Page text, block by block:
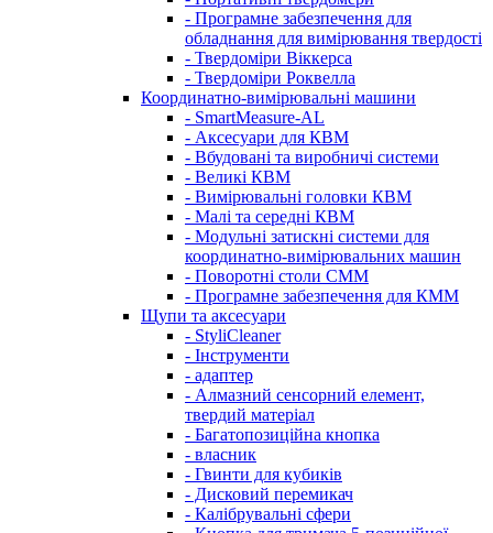
- Програмне забезпечення для
обладнання для вимірювання твердості
- Твердоміри Віккерса
- Твердоміри Роквелла
Координатно-вимірювальні машини
- SmartMeasure-AL
- Аксесуари для КВМ
- Вбудовані та виробничі системи
- Великі КВМ
- Вимірювальні головки КВМ
- Малі та середні КВМ
- Модульні затискні системи для
координатно-вимірювальних машин
- Поворотні столи CMM
- Програмне забезпечення для КММ
Щупи та аксесуари
- StyliCleaner
- Інструменти
- адаптер
- Алмазний сенсорний елемент,
твердий матеріал
- Багатопозиційна кнопка
- власник
- Гвинти для кубиків
- Дисковий перемикач
- Калібрувальні сфери